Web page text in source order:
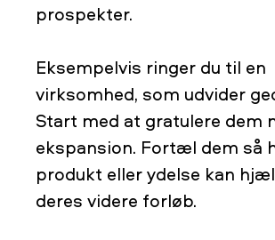
prospekter.
Eksempelvis ringer du til en
virksomhed, som udvider
Start med at gratulere dem
ekspansion. Fortæl dem så
produkt eller ydelse kan
deres videre forløb.